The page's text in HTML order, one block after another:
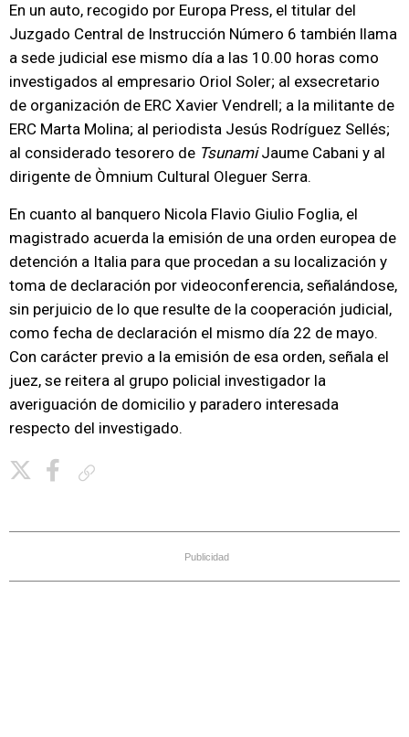
En un auto, recogido por Europa Press, el titular del
Juzgado Central de Instrucción Número 6 también llama
a sede judicial ese mismo día a las 10.00 horas como
investigados al empresario Oriol Soler; al exsecretario
de organización de ERC Xavier Vendrell; a la militante de
ERC Marta Molina; al periodista Jesús Rodríguez Sellés;
al considerado tesorero de TsunamiJaume Cabani y al
dirigente de Òmnium Cultural Oleguer Serra.
En cuanto al banquero Nicola Flavio Giulio Foglia, el
magistrado acuerda la emisión de una orden europea de
detención a Italia para que procedan a su localización y
toma de declaración por videoconferencia, señalándose,
sin perjuicio de lo que resulte de la cooperación judicial,
como fecha de declaración el mismo día 22 de mayo.
Con carácter previo a la emisión de esa orden, señala el
juez, se reitera al grupo policial investigador la
averiguación de domicilio y paradero interesada
respecto del investigado.
Publicidad